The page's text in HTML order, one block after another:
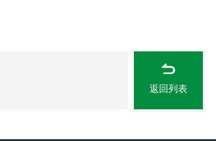
返回列表